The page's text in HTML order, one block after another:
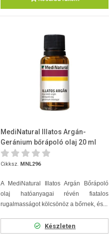
MediNatural Illatos Argán-
Geránium bőrápoló olaj 20 ml
Cikksz. MNL296
A MediNatural Illatos Argán Bőrápoló
olaj hatóanyagai révén fiatalos
rugalmasságot kölcsönöz a bőrnek, és...
Készleten